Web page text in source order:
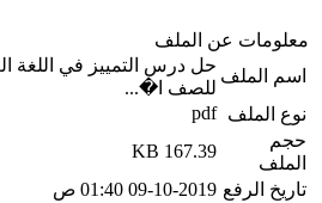
معلومات عن الملف
اسم الملف
حل درس التمييز في اللغة
للصف ا�...
نوع الملف pdf
حجم
الملف
167.39 KB
تاريخ الرفع 09-10-2019 01:40 ص